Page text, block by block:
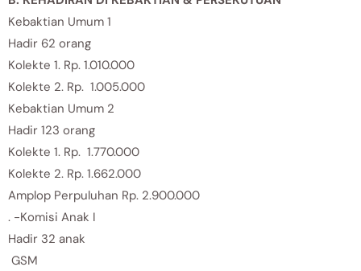
Kebaktian Umum 1
Hadir 62 orang
Kolekte 1. Rp. 1.010.000
Kolekte 2. Rp. 1.005.000
Kebaktian Umum 2
Hadir 123 orang
Kolekte 1. Rp. 1.770.000
Kolekte 2. Rp. 1.662.000
Amplop Perpuluhan Rp. 2.900.000
. -Komisi Anak I
Hadir 32 anak
GSM